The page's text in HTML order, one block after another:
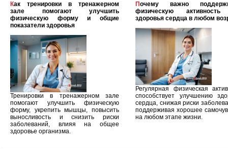
Как тренировки в тренажерном
зале помогают улучшить
физическую форму и общие
показатели здоровья
Тренировки в тренажерном зале
помогают улучшить физическую
форму, укрепить мышцы, повысить
выносливость и снизить риски
заболеваний, влияя на общее
здоровье организма.
Почему важно поддерживать
физическую
здоровья сердца в любом
Регулярная физическая
способствует улучшению
сердца, снижая риски
поддерживая хорошее
на любом этапе жизни.